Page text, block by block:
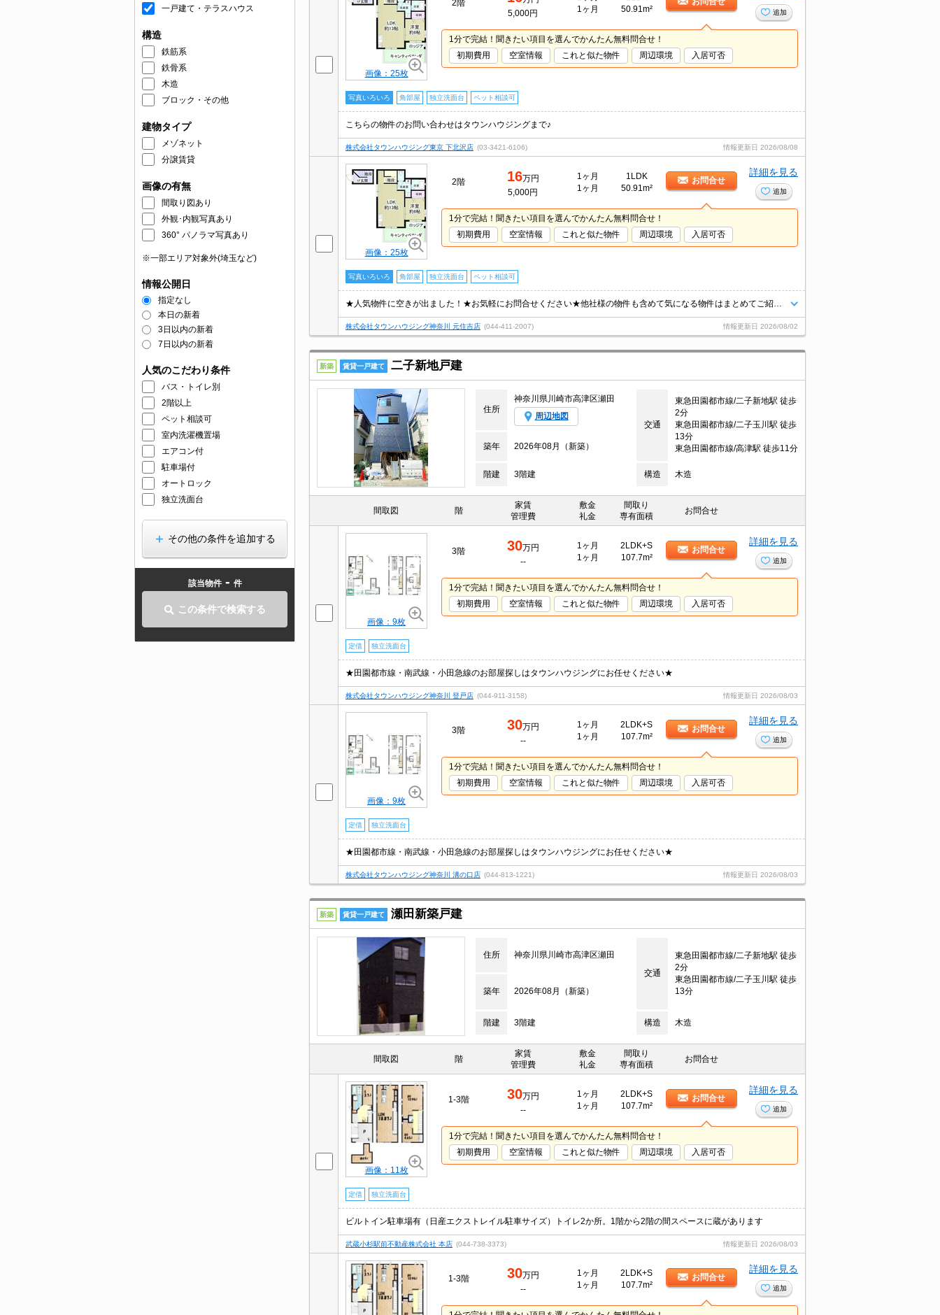
一戸建て・テラスハウス
構造
鉄筋系
鉄骨系
木造
ブロック・その他
建物タイプ
メゾネット
分譲賃貸
画像の有無
間取り図あり
外観･内観写真あり
360° パノラマ写真あり
※一部エリア対象外(埼玉など)
情報公開日
指定なし
本日の新着
3日以内の新着
7日以内の新着
人気のこだわり条件
バス・トイレ別
2階以上
ペット相談可
室内洗濯機置場
エアコン付
駐車場付
オートロック
独立洗面台
その他の条件を追加する
該当物件 - 件
この条件で検索する
画像：25枚
2階
5,000円
1ヶ月
50.91m²
追加
1分で完結！聞きたい項目を選んでかんたん無料問合せ！
初期費用
空室情報 これと似た物件 周辺環境 入居可否
写真いろいろ 角部屋 独立洗面台 ペット相談可
こちらの物件のお問い合わせはタウンハウジングまで♪
株式会社タウンハウジング東京 下北沢店 (03-3421-6106) 情報更新日 2026/08/08
画像：25枚
2階 16万円
5,000円
1ヶ月
1ヶ月
1LDK
50.91m²
お問合せ
詳細を見る
追加
1分で完結！聞きたい項目を選んでかんたん無料問合せ！
初期費用
空室情報 これと似た物件 周辺環境 入居可否
写真いろいろ 角部屋 独立洗面台 ペット相談可
株式会社タウンハウジング神奈川 元住吉店 (044-411-2007) 情報更新日 2026/08/02
新築 賃貸一戸建て 二子新地戸建
住所
神奈川県川崎市高津区瀬田
周辺地図
交通
東急田園都市線/二子新地駅 徒歩
2分
東急田園都市線/二子玉川駅 徒歩
13分
東急田園都市線/高津駅 徒歩11分
築年 2026年08月（新築）
階建 3階建 構造 木造
間取図 階
家賃
管理費
敷金
礼金
間取り
専有面積
お問合せ
画像：9枚
3階 30万円
--
1ヶ月
1ヶ月
2LDK+S
107.7m²
お問合せ
詳細を見る
追加
1分で完結！聞きたい項目を選んでかんたん無料問合せ！
初期費用
空室情報 これと似た物件 周辺環境 入居可否
定借 独立洗面台
★田園都市線・南武線・小田急線のお部屋探しはタウンハウジングにお任せください★
株式会社タウンハウジング神奈川 登戸店 (044-911-3158) 情報更新日 2026/08/03
画像：9枚
3階 30万円
--
1ヶ月
1ヶ月
2LDK+S
107.7m²
お問合せ
詳細を見る
追加
1分で完結！聞きたい項目を選んでかんたん無料問合せ！
初期費用
空室情報 これと似た物件 周辺環境 入居可否
定借 独立洗面台
★田園都市線・南武線・小田急線のお部屋探しはタウンハウジングにお任せください★
株式会社タウンハウジング神奈川 溝の口店 (044-813-1221) 情報更新日 2026/08/03
新築 賃貸一戸建て 瀬田新築戸建
住所 神奈川県川崎市高津区瀬田
交通
東急田園都市線/二子新地駅 徒歩
2分
東急田園都市線/二子玉川駅 徒歩
13分
築年 2026年08月（新築）
階建 3階建 構造 木造
間取図 階
家賃
管理費
敷金
礼金
間取り
専有面積
お問合せ
画像：11枚
1-3階 30万円
--
1ヶ月
1ヶ月
2LDK+S
107.7m²
お問合せ
詳細を見る
追加
1分で完結！聞きたい項目を選んでかんたん無料問合せ！
初期費用
空室情報 これと似た物件 周辺環境 入居可否
定借 独立洗面台
ビルトイン駐車場有（日産エクストレイル駐車サイズ）トイレ2か所。1階から2階の間スペースに蔵があります
武蔵小杉駅前不動産株式会社 本店 (044-738-3373) 情報更新日 2026/08/03
1-3階 30万円
--
1ヶ月
1ヶ月
2LDK+S
107.7m²
お問合せ
詳細を見る
追加